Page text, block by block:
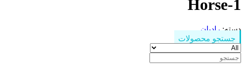
Horse-1
دسته:رادیان
جستجو محصولات
جستجو